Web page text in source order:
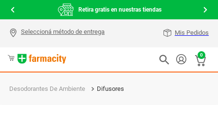
Retira gratis en nuestras tiendas
Mis Pedidos
0
Desodorantes De Ambiente Difusores